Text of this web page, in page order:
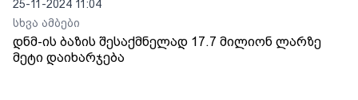
25-11-2024 11:04
სხვა ამბები
დნმ-ის ბაზის შესაქმნელად 17.7 მილიონ ლარზე
მეტი დაიხარჯება